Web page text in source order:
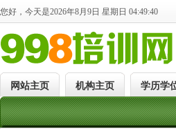
您好，今天是2026年8月9日 星期日 04:49:41
网站主页 机构主页 学历学